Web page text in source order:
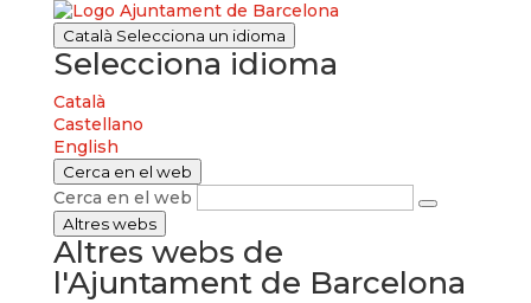
Català Selecciona un idioma
Selecciona idioma
Català
Castellano
English
Cerca en el web
Cerca en el web
Altres webs
Altres webs de
l'Ajuntament de Barcelona